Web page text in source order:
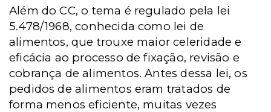
Além do CC, o tema é regulado pela lei
5.478/1968, conhecida como lei de
alimentos, que trouxe maior celeridade e
eficácia ao processo de fixação, revisão e
cobrança de alimentos. Antes dessa lei, os
pedidos de alimentos eram tratados de
forma menos eficiente, muitas vezes